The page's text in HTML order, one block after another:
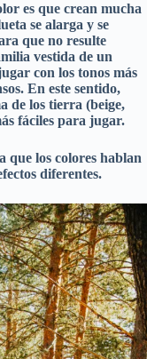
es que crean mucha
se alarga y se
que no resulte
vestida de un
con los tonos más
En este sentido,
de los tierra (beige,
fáciles para jugar.
que los colores hablan
diferentes.